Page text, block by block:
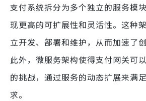
支付系统拆分为多个独立的服务模
现更高的可扩展性和灵活性。这种
立开发、部署和维护，从而加速了
此外，微服务架构使得支付网关可
的挑战，通过服务的动态扩展来满
求。